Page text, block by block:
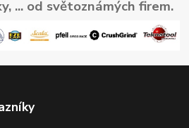
... od světoznámých firem.